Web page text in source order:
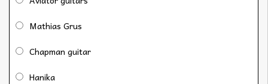
Mathias Grus
Chapman guitar
Hanika